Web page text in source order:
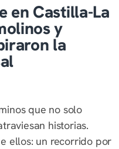
en Castilla-La
y
la
que no solo
historias.
ellos: un recorrido por